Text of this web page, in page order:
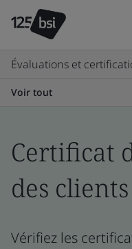
Évaluations et
Voir tout
Certificat
des clients
Vérifiez les